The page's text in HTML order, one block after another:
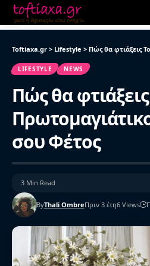
Toftiaxa.gr > Lifestyle > Πώς θα φτιάξεις Το
LIFESTYLE NEWS
Πώς θα
σου Φέτος
ByThali OmbreΠριν 3 έτη6 Views
3 Min Read